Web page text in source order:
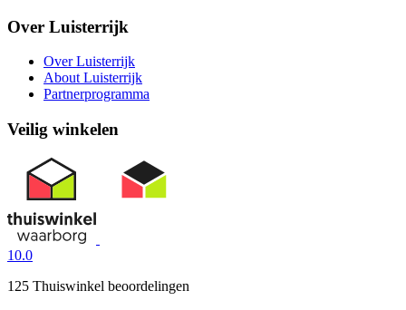
Over Luisterrijk
Over Luisterrijk
About Luisterrijk
Partnerprogramma
Veilig winkelen
10.0
125 Thuiswinkel beoordelingen